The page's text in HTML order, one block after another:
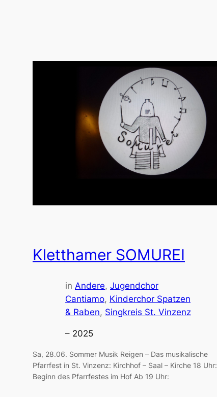
Kletthamer SOMUREI
in Andere, Jugendchor
Cantiamo, Kinderchor Spatzen
& Raben, Singkreis St. Vinzenz
– 2025
Sa, 28.06. Sommer Musik Reigen – Das musikalische
Pfarrfest in St. Vinzenz: Kirchhof – Saal – Kirche 18 Uhr:
Beginn des Pfarrfestes im Hof Ab 19 Uhr: